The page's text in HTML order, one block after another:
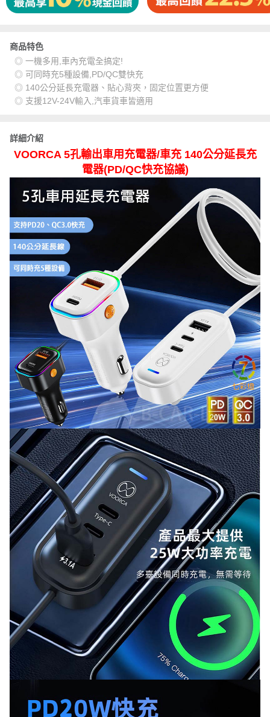
商品特色
◎ 一機多用,車內充電全搞定!
◎ 可同時充5種設備,PD/QC雙快充
◎ 140公分延長充電器、貼心背夾，固定位置更方便
◎ 支援12V-24V輸入,汽車貨車皆適用
詳細介紹
VOORCA 5孔輸出車用充電器/車充 140公分延長充
電器(PD/QC快充協議)